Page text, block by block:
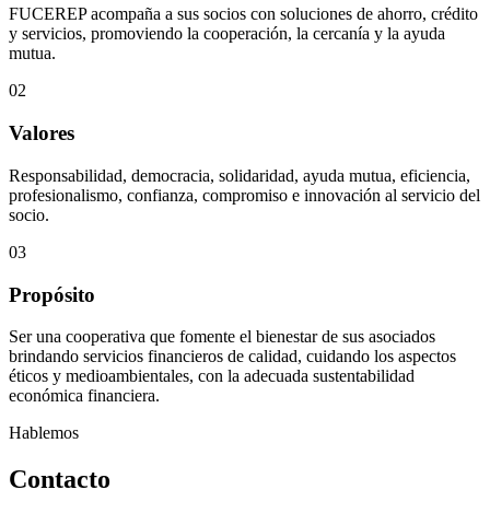
FUCEREP acompaña a sus socios con soluciones de ahorro, crédito
y servicios, promoviendo la cooperación, la cercanía y la ayuda
mutua.
02
Valores
Responsabilidad, democracia, solidaridad, ayuda mutua, eficiencia,
profesionalismo, confianza, compromiso e innovación al servicio del
socio.
03
Propósito
Ser una cooperativa que fomente el bienestar de sus asociados
brindando servicios financieros de calidad, cuidando los aspectos
éticos y medioambientales, con la adecuada sustentabilidad
económica financiera.
Hablemos
Contacto